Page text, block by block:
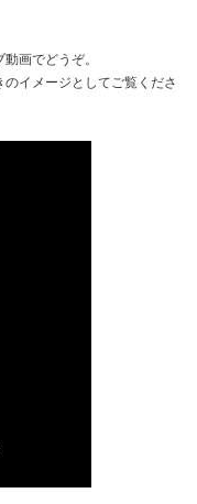
画でどうぞ。
イメージとしてご覧くださ